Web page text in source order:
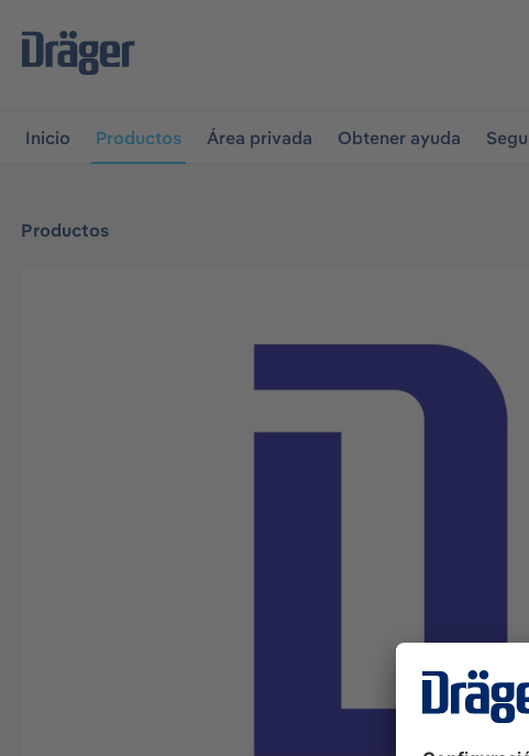
la navegación principal
Inicio Productos Área privada Obtener ayuda
Productos